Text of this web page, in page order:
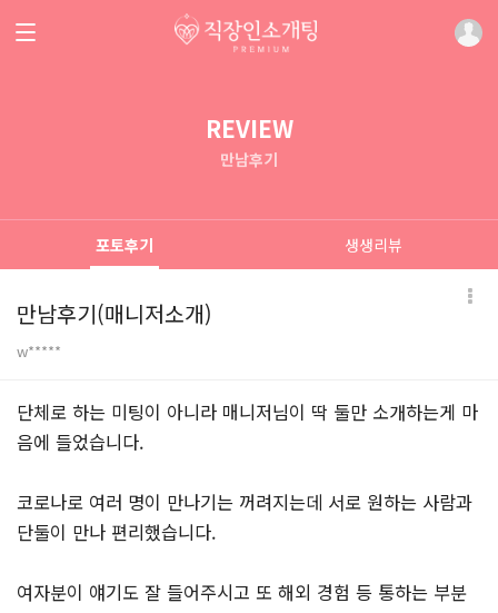
REVIEW
만남후기
포토후기 생생리뷰
만남후기(매니저소개)
w*****
본문
단체로 하는 미팅이 아니라 매니저님이 딱 둘만 소개하는게 마
음에 들었습니다.
코로나로 여러 명이 만나기는 꺼려지는데 서로 원하는 사람과
단둘이 만나 편리했습니다.
여자분이 얘기도 잘 들어주시고 또 해외 경험 등 통하는 부분